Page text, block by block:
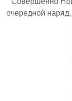
очередной